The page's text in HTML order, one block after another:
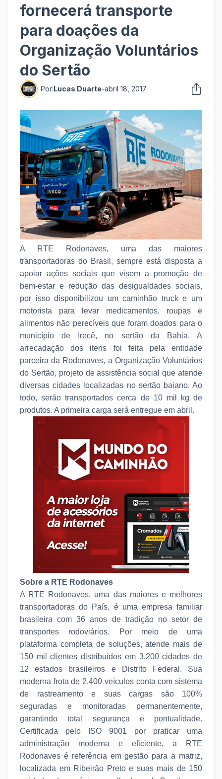
fornecerá transporte
para doações da
Organização Voluntários
do Sertão
Por:Lucas Duarte-abril 18, 2017
A RTE Rodonaves, uma das maiores
transportadoras do Brasil, sempre está disposta a
apoiar ações sociais que visem a promoção de
bem-estar e redução das desigualdades sociais,
por isso disponibilizou um caminhão truck e um
motorista para levar medicamentos, roupas e
alimentos não perecíveis que foram doados para o
município de Irecê, no sertão da Bahia. A
arrecadação dos itens foi feita pela entidade
parceira da Rodonaves, a Organização Voluntários
do Sertão, projeto de assistência social que atende
diversas cidades localizadas no sertão baiano. Ao
todo, serão transportados cerca de 10 mil kg de
produtos. A primeira carga será entregue em abril.
Sobre a RTE Rodonaves
A RTE Rodonaves, uma das maiores e melhores
transportadoras do País, é uma empresa familiar
brasileira com 36 anos de tradição no setor de
transportes rodoviários. Por meio de uma
plataforma completa de soluções, atende mais de
150 mil clientes distribuídos em 3.200 cidades de
12 estados brasileiros e Distrito Federal. Sua
moderna frota de 2.400 veículos conta com sistema
de rastreamento e suas cargas são 100%
seguradas e monitoradas permanentemente,
garantindo total segurança e pontualidade.
Certificada pelo ISO 9001 por praticar uma
administração moderna e eficiente, a RTE
Rodonaves é referência em gestão para a matriz,
localizada em Ribeirão Preto e suas mais de 150